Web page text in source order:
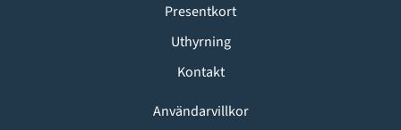
Presentkort
Uthyrning
Kontakt
Användarvillkor